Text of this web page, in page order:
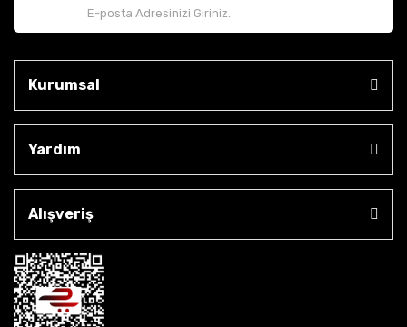
Kurumsal
Yardım
Alışveriş